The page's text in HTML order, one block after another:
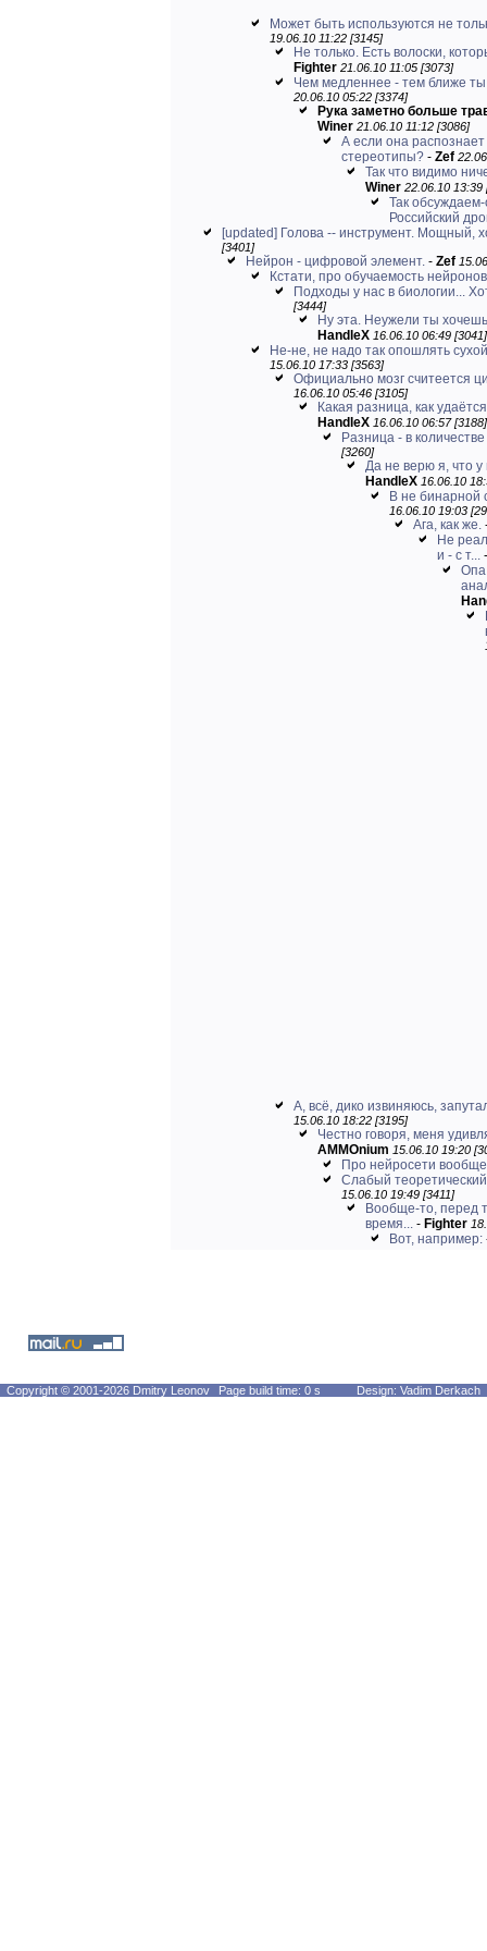
Может быть используются не
19.06.10 11:22 [3145]
Не только. Есть волоски,
Fighter 21.06.10 11:05 [3073]
Чем медленнее - тем ближе
20.06.10 05:22 [3374]
Рука заметно больше
Winer 21.06.10 11:12 [3086]
А если она
стереотипы? - Zef
Так что видимо
Winer 22.06.10 13:39
Так
Российский
[updated] Голова -- инструмент. Мощный,
[3401]
Нейрон - цифровой элемент. - Zef
Кстати, про обучаемость
Подходы у нас в биологии...
[3444]
Ну эта. Неужели ты
HandleX 16.06.10 06:49 [3041]
Не-не, не надо так опошлять
15.06.10 17:33 [3563]
Официально мозг считеется
16.06.10 05:46 [3105]
Какая разница, как
HandleX 16.06.10 06:57 [3188]
Разница - в
[3260]
Да не верю я, что у
HandleX 16.06.10
В не бинарной
16.06.10 19:03
Ага, как же.
Не
и - с т...
А, всё, дико извиняюсь,
15.06.10 18:22 [3195]
Честно говоря, меня
AMMOnium 15.06.10 19:20
Про нейросети
Слабый
15.06.10 19:49 [3411]
Вообще-то, перед
время... - Fighter
Вот, например:
Copyright © 2001-2026 Dmitry Leonov Page build time: 0 s Design: Vadim Derkach